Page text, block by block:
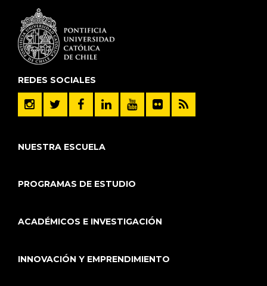
REDES SOCIALES
NUESTRA ESCUELA
PROGRAMAS DE ESTUDIO
ACADÉMICOS E INVESTIGACIÓN
INNOVACIÓN Y EMPRENDIMIENTO